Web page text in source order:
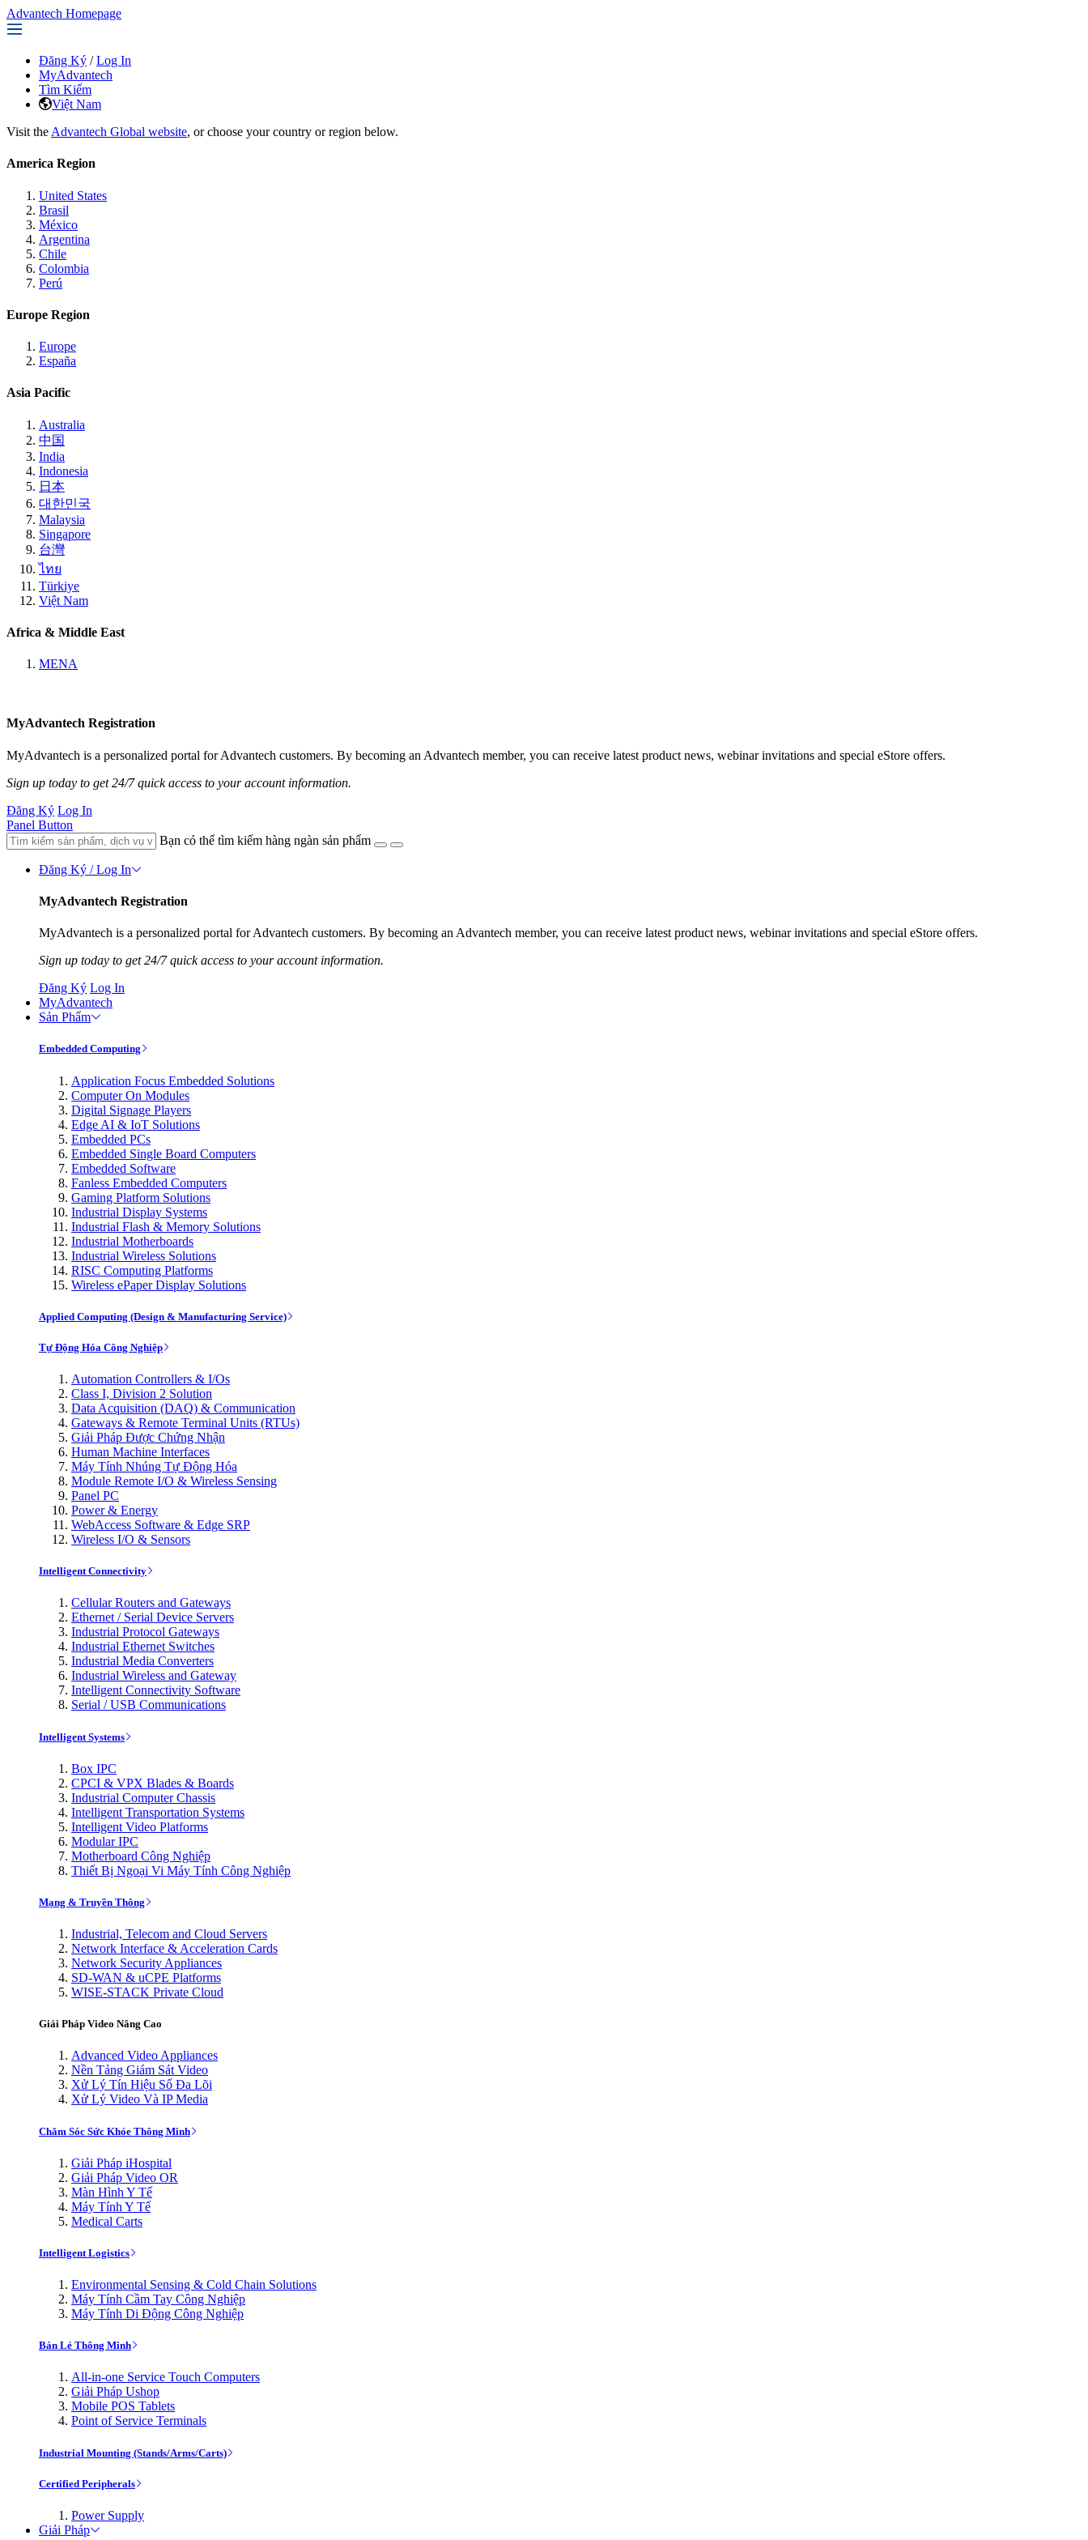
Advantech Homepage
Đăng Ký / Log In
MyAdvantech
Tìm Kiếm
Việt Nam
Visit the Advantech Global website, or choose your country or region below.
America Region
United States
Brasil
México
Argentina
Chile
Colombia
Perú
Europe Region
Europe
España
Asia Pacific
Australia
中国
India
Indonesia
日本
대한민국
Malaysia
Singapore
台灣
ไทย
Türkiye
Việt Nam
Africa & Middle East
MENA
MyAdvantech Registration
MyAdvantech is a personalized portal for Advantech customers. By becoming an Advantech member, you can receive latest product news, webinar invitations and special eStore offers.
Sign up today to get 24/7 quick access to your account information.
Đăng Ký Log In
Panel Button
Bạn có thể tìm kiếm hàng ngàn sản phẩm
Đăng Ký / Log In
MyAdvantech Registration
MyAdvantech is a personalized portal for Advantech customers. By becoming an Advantech member, you can receive latest product news, webinar invitations and special eStore offers.
Sign up today to get 24/7 quick access to your account information.
Đăng Ký Log In
MyAdvantech
Sản Phẩm
Embedded Computing
Application Focus Embedded Solutions
Computer On Modules
Digital Signage Players
Edge AI & IoT Solutions
Embedded PCs
Embedded Single Board Computers
Embedded Software
Fanless Embedded Computers
Gaming Platform Solutions
Industrial Display Systems
Industrial Flash & Memory Solutions
Industrial Motherboards
Industrial Wireless Solutions
RISC Computing Platforms
Wireless ePaper Display Solutions
Applied Computing (Design & Manufacturing Service)
Tự Động Hóa Công Nghiệp
Automation Controllers & I/Os
Class I, Division 2 Solution
Data Acquisition (DAQ) & Communication
Gateways & Remote Terminal Units (RTUs)
Giải Pháp Được Chứng Nhận
Human Machine Interfaces
Máy Tính Nhúng Tự Động Hóa
Module Remote I/O & Wireless Sensing
Panel PC
Power & Energy
WebAccess Software & Edge SRP
Wireless I/O & Sensors
Intelligent Connectivity
Cellular Routers and Gateways
Ethernet / Serial Device Servers
Industrial Protocol Gateways
Industrial Ethernet Switches
Industrial Media Converters
Industrial Wireless and Gateway
Intelligent Connectivity Software
Serial / USB Communications
Intelligent Systems
Box IPC
CPCI & VPX Blades & Boards
Industrial Computer Chassis
Intelligent Transportation Systems
Intelligent Video Platforms
Modular IPC
Motherboard Công Nghiệp
Thiết Bị Ngoại Vi Máy Tính Công Nghiệp
Mạng & Truyền Thông
Industrial, Telecom and Cloud Servers
Network Interface & Acceleration Cards
Network Security Appliances
SD-WAN & uCPE Platforms
WISE-STACK Private Cloud
Giải Pháp Video Nâng Cao
Advanced Video Appliances
Nền Tảng Giám Sát Video
Xử Lý Tín Hiệu Số Đa Lõi
Xử Lý Video Và IP Media
Chăm Sóc Sức Khỏe Thông Minh
Giải Pháp iHospital
Giải Pháp Video OR
Màn Hình Y Tế
Máy Tính Y Tế
Medical Carts
Intelligent Logistics
Environmental Sensing & Cold Chain Solutions
Máy Tính Cầm Tay Công Nghiệp
Máy Tính Di Động Công Nghiệp
Bán Lẻ Thông Minh
All-in-one Service Touch Computers
Giải Pháp Ushop
Mobile POS Tablets
Point of Service Terminals
Industrial Mounting (Stands/Arms/Carts)
Certified Peripherals
Power Supply
Giải Pháp